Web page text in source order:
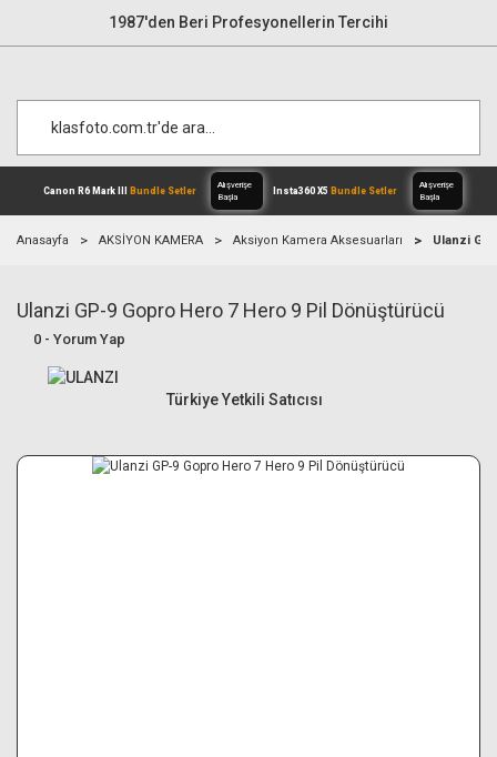
1987'den Beri Profesyonellerin Tercihi
Canon R6 Mark IIIBundle Setler
Alışverişe
Anasayfa AKSİYON KAMERA Aksiyon Kamera Aksesuarları Ulanzi
Ulanzi GP-9 Gopro Hero 7 Hero 9 Pil Dönüştürücü
0 - Yorum Yap
Türkiye Yetkili Satıcısı